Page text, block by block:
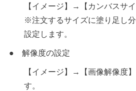
【イメージ】→【カンバスサ
※注文するサイズに塗り足し
設定します。
● 解像度の設定
【イメージ】→【画像解像度
す。